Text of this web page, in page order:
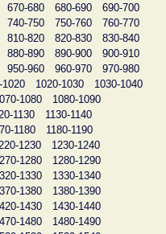
670-680 680-690
690-700
740-750 750-760
760-770
810-820 820-830
830-840
880-890 890-900
900-910
950-960 960-970
970-980
1020 1020-1030
1030-1040
1080
1080-1090
1130
1130-1140
1180
1180-1190
1230
1230-1240
1280
1280-1290
1330
1330-1340
1380
1380-1390
1430
1430-1440
1480
1480-1490